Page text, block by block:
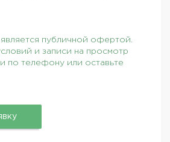
публичной офертой.
и записи на просмотр
по телефону или оставьте